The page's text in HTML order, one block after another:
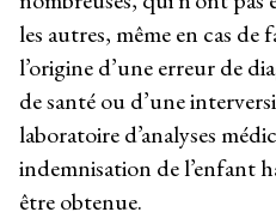
les autres, même en cas de
l’origine d’une erreur de
de santé ou d’une
laboratoire d’analyses
indemnisation de l’enfant
être obtenue.